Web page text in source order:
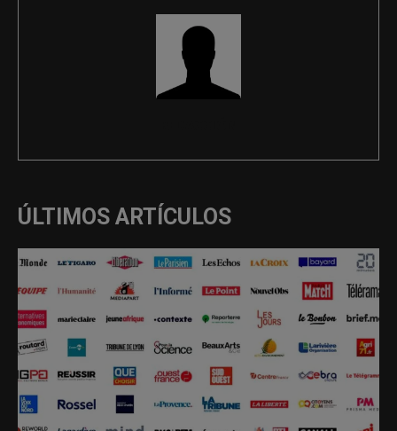
ÚLTIMOS ARTÍCULOS